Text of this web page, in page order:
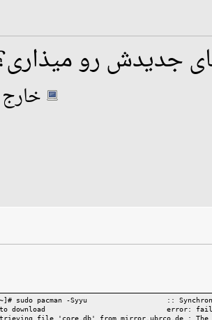
جدیدش رو میذاری؟
خارج
~]# sudo pacman -Syyu                   ::
to download                             error: